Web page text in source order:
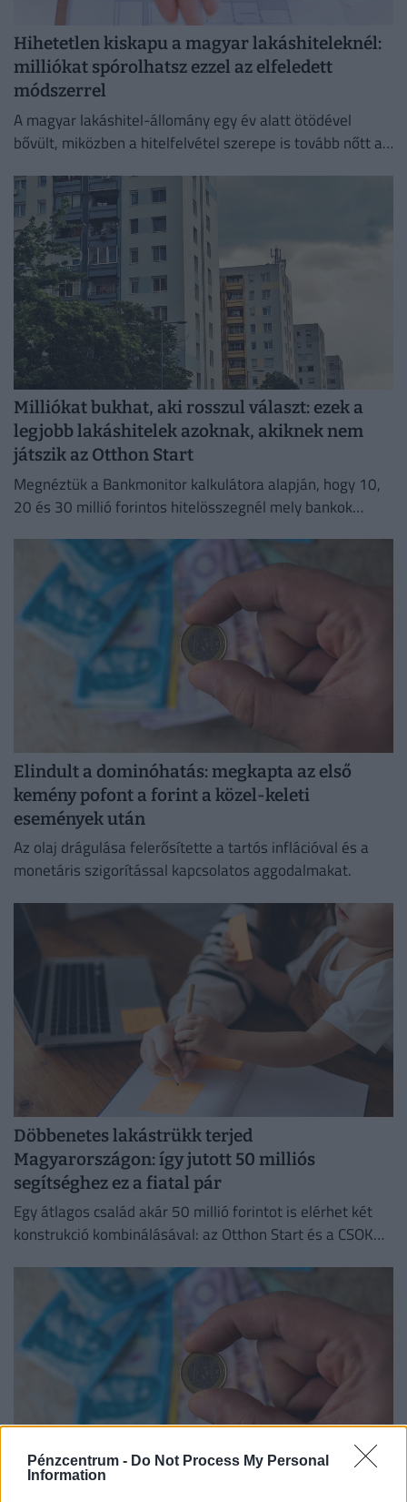
Pénzcentrum - Do Not Process My Personal
Information
Hihetetlen kiskapu a magyar lakáshiteleknél:
milliókat spórolhatsz ezzel az elfeledett
módszerrel
A magyar lakáshitel-állomány egy év alatt ötödével
bővült, miközben a hitelfelvétel szerepe is tovább nőtt a
Milliókat bukhat, aki rosszul választ: ezek a
legjobb lakáshitelek azoknak, akiknek nem
játszik az Otthon Start
Megnéztük a Bankmonitor kalkulátora alapján, hogy 10,
20 és 30 millió forintos hitelösszegnél mely bankok
Elindult a dominóhatás: megkapta az első
kemény pofont a forint a közel-keleti
események után
Az olaj drágulása felerősítette a tartós inflációval és a
monetáris szigorítással kapcsolatos aggodalmakat.
Döbbenetes lakástrükk terjed
Magyarországon: így jutott 50 milliós
segítséghez ez a fiatal pár
Egy átlagos család akár 50 millió forintot is elérhet két
konstrukció kombinálásával: az Otthon Start és a CSOK